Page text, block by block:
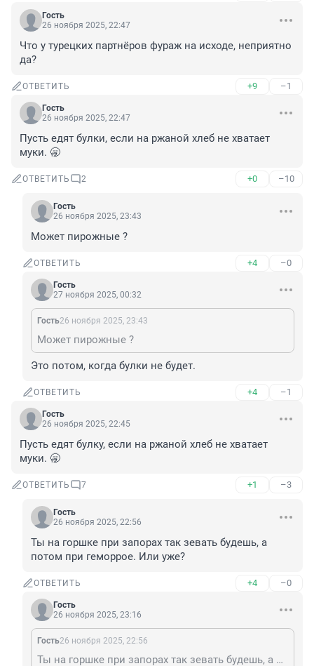
Гость
26 ноября 2025, 22:47
Что у турецких партнёров фураж на исходе, неприятно
да?
ОТВЕТИТЬ +9 –1
Гость
26 ноября 2025, 22:47
Пусть едят булки, если на ржаной хлеб не хватает
муки. 🥱
ОТВЕТИТЬ 2 +0 –10
Гость
26 ноября 2025, 23:43
Может пирожные ?
ОТВЕТИТЬ +4 –0
Гость
27 ноября 2025, 00:32
Гость26 ноября 2025, 23:43
Может пирожные ?
Это потом, когда булки не будет.
ОТВЕТИТЬ +4 –1
Гость
26 ноября 2025, 22:45
Пусть едят булку, если на ржаной хлеб не хватает
муки. 🥱
ОТВЕТИТЬ 7 +1 –3
Гость
26 ноября 2025, 22:56
Ты на горшке при запорах так зевать будешь, а
потом при геморрое. Или уже?
ОТВЕТИТЬ +4 –0
Гость
26 ноября 2025, 23:16
Гость26 ноября 2025, 22:56
Ты на горшке при запорах так зевать будешь, а потом при геморрое. Или уже?